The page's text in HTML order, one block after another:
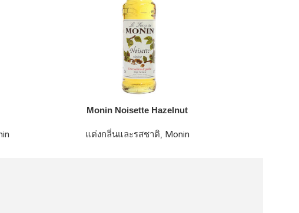
Monin Noisette Hazelnut
แต่งกลิ่นและรสชาติ Monin